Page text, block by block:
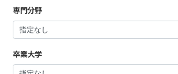
専門分野
卒業大学